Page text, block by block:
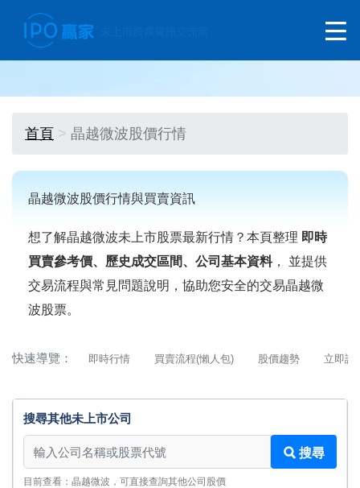
首頁 晶越微波股價行情
晶越微波股價行情與買賣資訊
想了解晶越微波未上市股票最新行情？本頁整理 即時
買賣參考價、歷史成交區間、公司基本資料， 並提供
交易流程與常見問題說明，協助您安全的交易晶越微
波股票。
快速導覽： 即時行情 買賣流程(懶人包) 股價趨勢 立即詢
搜尋其他未上市公司
搜尋其他未上市公司
搜尋
目前查看：晶越微波，可直接查詢其他公司股價